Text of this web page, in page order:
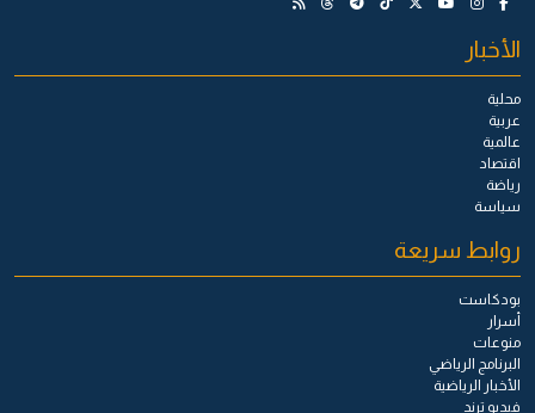
الأخبار
محلية
عربية
عالمية
اقتصاد
رياضة
سياسة
روابط سريعة
بودكاست
أسرار
منوعات
البرنامج الرياضي
الأخبار الرياضية
فيديو ترند